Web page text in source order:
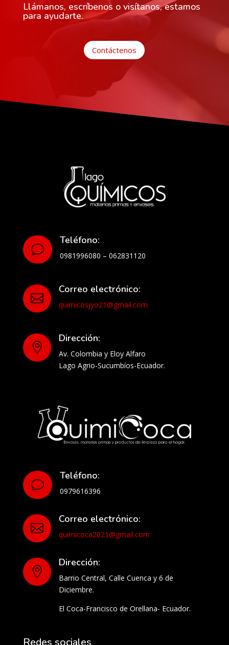
Llámanos, escríbenos o visítanos, estamos
para ayudarte.
Contáctenos
v
Teléfono:
0981996080 – 062831120

Correo electrónico:
quimicosjyo21@gmail.com

Dirección:
Av. Colombia y Eloy Alfaro
Lago Agrio-Sucumbíos-Ecuador.
v
Teléfono:
0979616396

Correo electrónico:
quimicoca2021@gmail.com

Dirección:
Barrio Central, Calle Cuenca y 6 de
Diciembre.
El Coca-Francisco de Orellana- Ecuador.